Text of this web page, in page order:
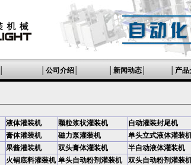
公司介绍 新闻动态 产品
液体灌装机 颗粒浆状灌装机 自动灌装封尾机
膏体灌装机 磁力泵灌装机 单头立式液体灌装
果酱灌装机 双头膏体灌装机 半自动液体灌装机
火锅底料灌装机 单头自动粉剂灌装机 双头自动粉剂灌装